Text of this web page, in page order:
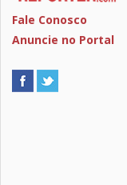
Fale Conosco
Anuncie no Portal